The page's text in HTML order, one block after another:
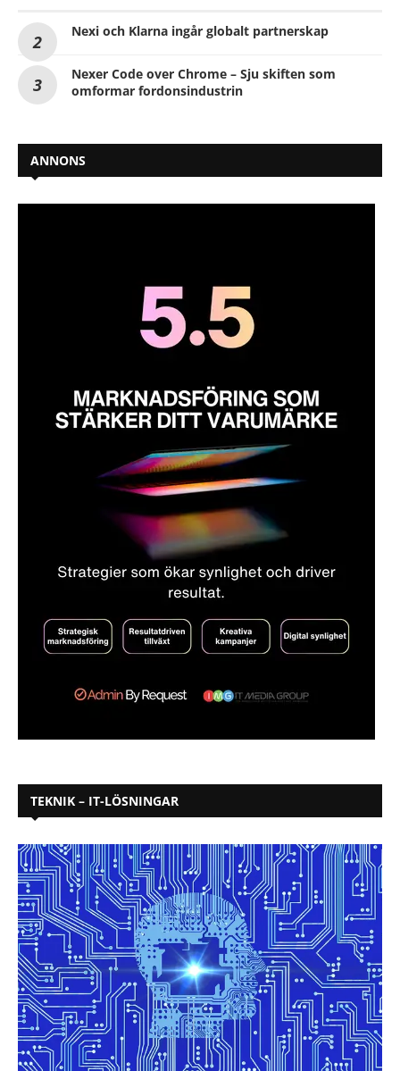
Nexi och Klarna ingår globalt partnerskap
Nexer Code over Chrome – Sju skiften som
omformar fordonsindustrin
ANNONS
TEKNIK – IT-LÖSNINGAR